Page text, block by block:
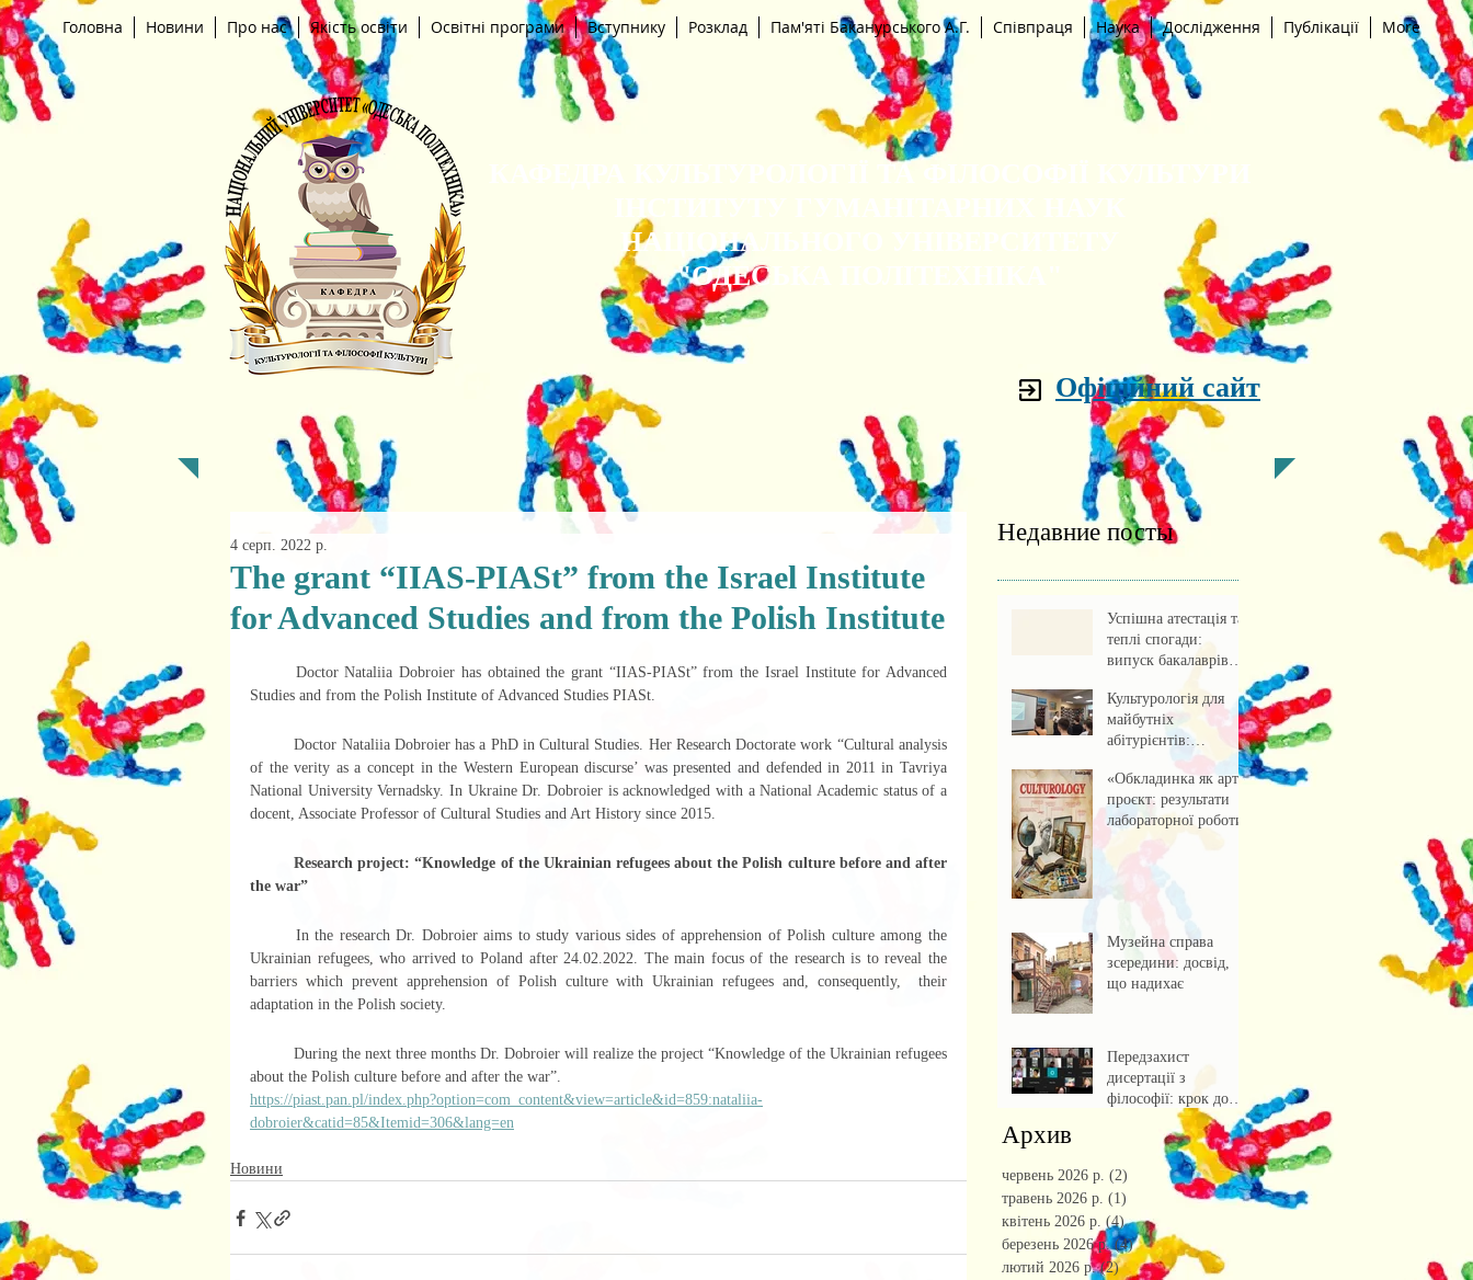
Головна Новини Про нас Якість освіти Освітні програми Вступнику Розклад Пам'яті Баканурського А.Г. Співпраця Наука Дослідження Публікації More
КАФЕДРА КУЛЬТУРОЛОГІЇ ТА ФІЛОСОФІЇ КУЛЬТУРИ
ІНСТИТУТУ ГУМАНІТАРНИХ НАУК
НАЦІОНАЛЬНОГО УНІВЕРСИТЕТУ
"ОДЕСЬКА ПОЛІТЕХНІКА"
Офіційний сайт
The grant “IIAS-PIASt” from the Israel Institute
for Advanced Studies and from the Polish Institute
4 серп. 2022 р.
Studies and from the Polish Institute of Advanced Studies PIASt.
	Doctor Nataliia Dobroier has a PhD in Cultural Studies. Her Research Doctorate work “Cultural analysis
of the verity as a concept in the Western European discurse’ was presented and defended in 2011 in Tavriya
National University Vernadsky. In Ukraine Dr. Dobroier is acknowledged with a National Academic status of a
docent, Associate Professor of Cultural Studies and Art History since 2015.
Research project: “Knowledge of the Ukrainian refugees about the Polish culture before and after
the war”
Ukrainian refugees, who arrived to Poland after 24.02.2022. The main focus of the research is to reveal the
barriers which prevent apprehension of Polish culture with Ukrainian refugees and, consequently,  their
adaptation in the Polish society.
about the Polish culture before and after the war”.
https://piast.pan.pl/index.php?option=com_content&view=article&id=859:nataliia-
dobroier&catid=85&Itemid=306&lang=en
Новини
Недавние посты
Успішна атестація та
теплі спогади:
випуск бакалаврів
Культурологія для
майбутніх
абітурієнтів:
профорієнтаційна
зустріч із учнями
ліцею
«Обкладинка як арт-
проєкт: результати
лабораторної роботи»
Музейна справа
зсередини: досвід,
що надихає
Передзахист
дисертації з
філософії: крок до
осмислення епохи
штучного інтелекту.
Архив
червень 2026 р. (2) 2 пости
травень 2026 р. (1)
квітень 2026 р. (4)4 пости
березень 2026 р. (4)4 пости
лютий 2026 р. (2)2 пости